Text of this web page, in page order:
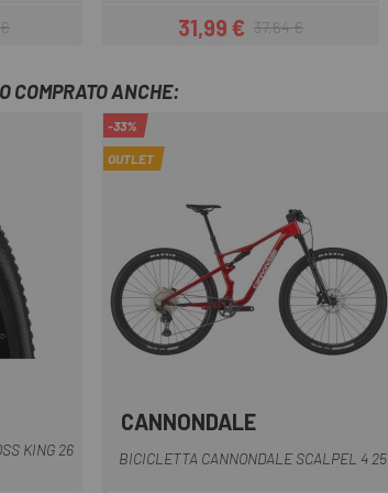
Prezzo
31,99 €Prezzo base
37,64 €
COMPRATO ANCHE:
KING 26
Giallo-Nero
Nero
-33%
OUTLET
CANNONDALE
BICICLETTA CANNONDALE SCALPEL 4 25